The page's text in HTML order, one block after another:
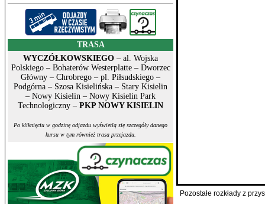
TRASA
WYCZÓŁKOWSKIEGO – al. Wojska
Polskiego – Bohaterów Westerplatte – Dworzec
Główny – Chrobrego – pl. Piłsudskiego –
Podgórna – Szosa Kisielińska – Stary Kisielin
– Nowy Kisielin – Nowy Kisielin Park
Technologiczny – PKP NOWY KISIELIN
Po kliknięciu w godzinę odjazdu wyświetlą się szczegóły danego
kursu w tym również trasa przejazdu.
Pozostałe rozkłady z